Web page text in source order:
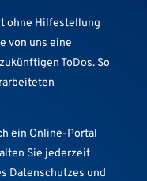
ohne Hilfestellung
von uns eine
ToDos. So
ein Online-Portal
Sie jederzeit
Datenschutzes und